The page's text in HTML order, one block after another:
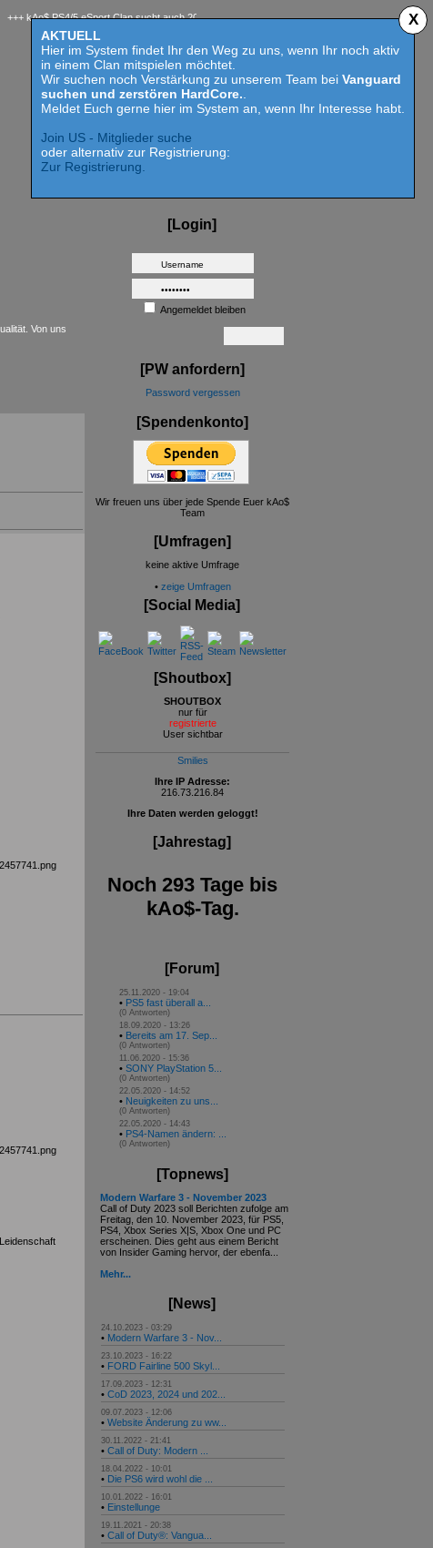
AKTUELL
Hier im System findet Ihr den Weg zu uns, wenn Ihr noch aktiv
in einem Clan mitspielen möchtet.
Wir suchen noch Verstärkung zu unserem Team bei Vanguard
suchen und zerstören HardCore.
Meldet Euch gerne hier im System an, wenn Ihr Interesse habt.
Join US - Mitglieder suche
oder alternativ zur Registrierung:
Zur Registrierung.
X
kAo$ PS4/5 eSport Clan sucht auch 2023 Competition aktive Mitspieler für Call of Duty MW 2 -
Von uns
[Login]
Angemeldet bleiben
[PW anfordern]
Password vergessen
[Spendenkonto]
Wir freuen uns über jede Spende Euer kAo$
Team
[Umfragen]
keine aktive Umfrage
• zeige Umfragen
[Social Media]
[Shoutbox]
SHOUTBOX
nur für
registrierte
User sichtbar
Smilies
Ihre IP Adresse:
216.73.216.84
Ihre Daten werden geloggt!
[Jahrestag]
Noch 293 Tage bis
kAo$-Tag.
[Forum]
25.11.2020 - 19:04
• PS5 fast überall a...
(0 Antworten)
18.09.2020 - 13:26
• Bereits am 17. Sep...
(0 Antworten)
11.06.2020 - 15:36
• SONY PlayStation 5...
(0 Antworten)
22.05.2020 - 14:52
• Neuigkeiten zu uns...
(0 Antworten)
22.05.2020 - 14:43
• PS4-Namen ändern: ...
(0 Antworten)
[Topnews]
Modern Warfare 3 - November 2023
Call of Duty 2023 soll Berichten zufolge am
Freitag, den 10. November 2023, für PS5,
PS4, Xbox Series X|S, Xbox One und PC
erscheinen. Dies geht aus einem Bericht
von Insider Gaming hervor, der ebenfa...
Mehr...
[News]
24.10.2023 - 03:29
• Modern Warfare 3 - Nov...
23.10.2023 - 16:22
• FORD Fairline 500 Skyl...
17.09.2023 - 12:31
• CoD 2023, 2024 und 202...
09.07.2023 - 12:06
• Website Änderung zu ww...
30.11.2022 - 21:41
• Call of Duty: Modern ...
18.04.2022 - 10:01
• Die PS6 wird wohl die ...
10.01.2022 - 16:01
• Einstellunge
19.11.2021 - 20:38
• Call of Duty®: Vangua...